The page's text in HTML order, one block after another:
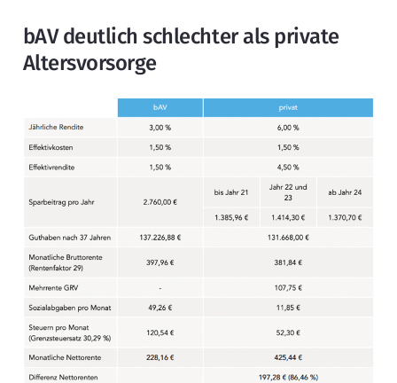
bAV deutlich schlechter als private
Altersvorsorge